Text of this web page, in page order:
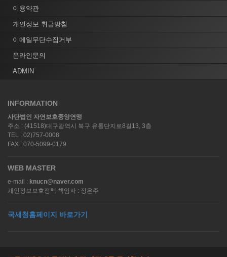
이용약관
개인정보 취급방침
이메일무단수집거부
온라인문의
ADMIN
INFORMATION
사단법인 자연보호중앙연맹
주소 : (41518)대구광역시 북구 유통단지로8길13, 3층
TEL : 02)757-0008
FAX : 070-5099-0179
WEB MASTER
e-mail : knucn@naver.com
개인정보보호정책 책임자 : 장은주
국세청홈페이지 바로가기